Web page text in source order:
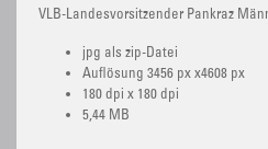
VLB-Landesvorsitzender Pankraz
jpg als zip-Datei
Auflösung 3456 px x4608 px
180 dpi x 180 dpi
5,44 MB